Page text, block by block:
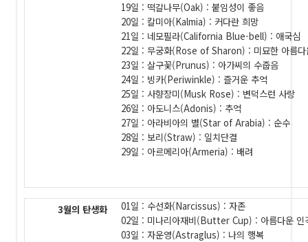
19일 : 떡갈나무(Oak) : 붙임성이 좋음
20일 : 칼미아(Kalmia) : 커다란 희망
21일 : 네모필라(California Blue-bell) : 애국심
22일 : 무궁화(Rose of Sharon) : 미묘한 아름다
23일 : 살구꽃(Prunus) : 아가씨의 수줍음
24일 : 빙카(Periwinkle) : 즐거운 추억
25일 : 사향장미(Musk Rose) : 변덕스런 사랑
26일 : 아도니스(Adonis) : 추억
27일 : 아라비아의 별(Star of Arabia) : 순수
28일 : 보리(Straw) : 일치단결
29일 : 아르메리아(Armeria) : 배려
3월의 탄생화
01일 : 수선화(Narcissus) : 자존
02일 : 미나리아재비(Butter Cup) : 아름다운 인
03일 : 자운영(Astraglus) : 나의 행복